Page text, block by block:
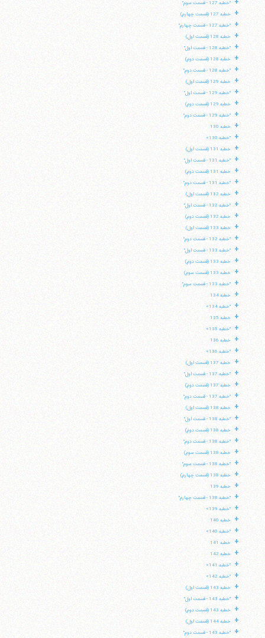
"خطبه 127 - قسمت سوم"
+ خطبه 127 (قسمت چهارم)
+ "خطبه 127 - قسمت چهارم"
+ خطبه 128 (قسمت اول)
+ "خطبه 128 - قسمت اول"
+ خطبه 128 (قسمت دوم)
+ "خطبه 128 - قسمت دوم"
+ خطبه 129 (قسمت اول)
+ "خطبه 129 - قسمت اول"
+ خطبه 129 (قسمت دوم)
+ "خطبه 129 - قسمت دوم"
+ خطبه 130
+ "خطبه 130»
+ خطبه 131 (قسمت اول)
+ "خطبه 131 - قسمت اول"
+ خطبه 131 (قسمت دوم)
+ "خطبه 131 - قسمت دوم"
+ خطبه 132 (قسمت اول)
+ "خطبه 132 - قسمت اول"
+ خطبه 132 (قسمت دوم)
+ خطبه 133 (قسمت اول)
+ "خطبه 132 - قسمت دوم"
+ "خطبه 133 - قسمت اول"
+ خطبه 133 (قسمت دوم)
+ خطبه 133 (قسمت سوم)
+ "خطبه 133 - قسمت سوم"
+ خطبه 134
+ "خطبه 134»
+ خطبه 135
+ "خطبه 135»
+ خطبه 136
+ "خطبه 136»
+ خطبه 137 (قسمت اول)
+ "خطبه 137 - قسمت اول"
+ خطبه 137 (قسمت دوم)
+ "خطبه 137 - قسمت دوم"
+ خطبه 138 (قسمت اول)
+ "خطبه 138 - قسمت اول"
+ خطبه 138 (قسمت دوم)
+ "خطبه 138 - قسمت دوم"
+ خطبه 138 (قسمت سوم)
+ "خطبه 138 - قسمت سوم"
+ خطبه 138 (قسمت چهارم)
+ خطبه 139
+ "خطبه 138 - قسمت چهارم"
+ "خطبه 139»
+ خطبه 140
+ "خطبه 140»
+ خطبه 141
+ خطبه 142
+ "خطبه 141»
+ "خطبه 142»
+ خطبه 143 (قسمت اول)
+ "خطبه 143 - قسمت اول"
+ خطبه 143 (قسمت دوم)
+ خطبه 144 (قسمت اول)
+ "خطبه 143 - قسمت دوم"